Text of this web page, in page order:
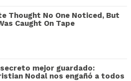
Thought No One Noticed, But
Caught On Tape
mejor guardado:
Nodal nos engañó a todos